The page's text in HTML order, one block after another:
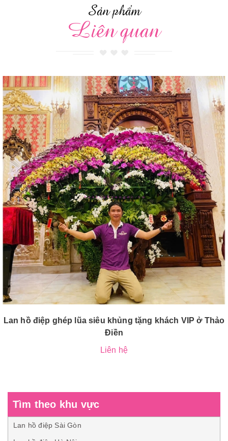
Sản phẩm
Liên quan
Lan hồ điệp ghép lũa siêu khủng tặng khách VIP ở Thảo
Điền
Liên hệ
Tìm theo khu vực
Lan hồ điệp Sài Gòn